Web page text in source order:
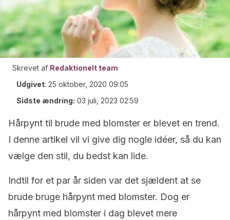
Skrevet af Redaktionelt team
Udgivet: 25 oktober, 2020 09:05
Sidste ændring: 03 juli, 2023 02:59
Hårpynt til brude med blomster er blevet en trend.
I denne artikel vil vi give dig nogle idéer, så du kan
vælge den stil, du bedst kan lide.
Indtil for et par år siden var det sjældent at se
brude bruge hårpynt med blomster. Dog er
hårpynt med blomster i dag blevet mere